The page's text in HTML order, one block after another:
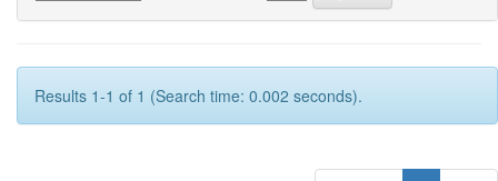
Results 1-1 of 1 (Search time: 0.002 seconds).